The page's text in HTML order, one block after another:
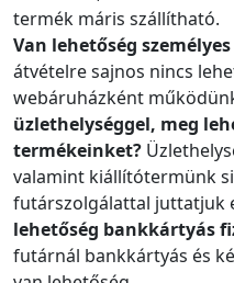
termék máris szállítható.
Van lehetőség
átvételre sajnos nincs
webáruházként
üzlethelységgel, meg
termékeinket?
valamint kiállítótermünk
futárszolgálattal juttatjuk
lehetőség bankkártyás
futárnál bankkártyás és